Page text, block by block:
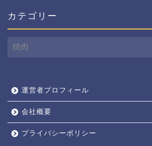
カテゴリー
カ
テ
運営者プロフィール
会社概要
プライバシーポリシー